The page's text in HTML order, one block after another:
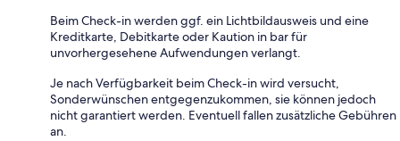
Beim Check-in werden ggf. ein Lichtbildausweis und eine
Kreditkarte, Debitkarte oder Kaution in bar für
unvorhergesehene Aufwendungen verlangt.
Je nach Verfügbarkeit beim Check-in wird versucht,
Sonderwünschen entgegenzukommen, sie können jedoch
nicht garantiert werden. Eventuell fallen zusätzliche Gebühren
an.